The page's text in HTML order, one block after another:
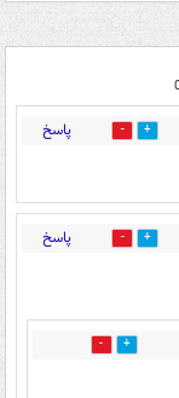
13 پاسخ
4 پاسخ
3